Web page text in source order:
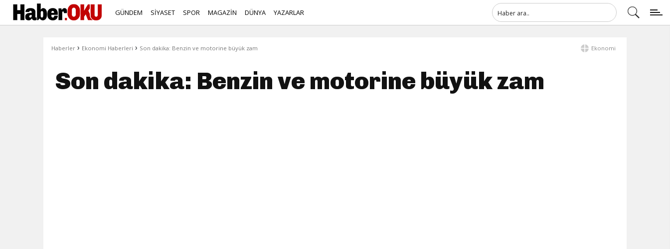
GÜNDEM SİYASET SPOR MAGAZİN DÜNYA YAZARLAR
Haberler › Ekonomi Haberleri › Son dakika: Benzin ve motorine büyük zam Ekonomi
Son dakika: Benzin ve motorine büyük zam